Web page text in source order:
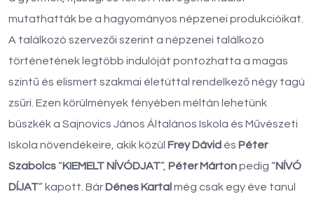
mutathatták be a hagyományos népzenei produkcióikat.
A találkozó szervezői szerint a népzenei találkozó
történetének legtöbb indulóját pontozhatta a magas
szintű és elismert szakmai életúttal rendelkező négy tagú
zsűri. Ezen körülmények fényében méltán lehetünk
büszkék a Sajnovics János Általános Iskola és Művészeti
Iskola növendékeire, akik közül Frey Dávid és Péter
Szabolcs“KIEMELT NÍVÓDJAT”, Péter Mártonpedig “NÍVÓ
DÍJAT” kapott. BárDénes Kartalmég csak egy éve tanul